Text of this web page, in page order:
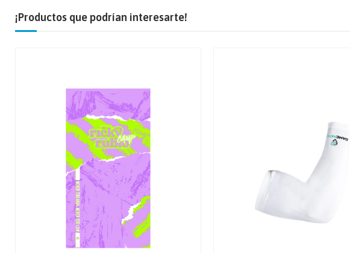
¡Productos que podrían interesarte!